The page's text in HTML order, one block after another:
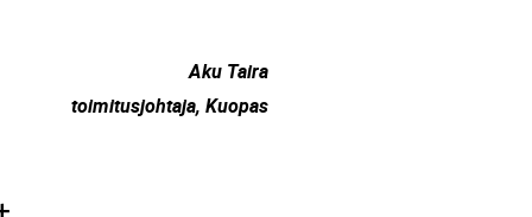
Aku Taira
toimitusjohtaja, Kuopas